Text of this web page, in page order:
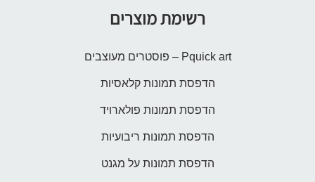
רשימת מוצרים
Pquick art – פוסטרים מעוצבים
הדפסת תמונות קלאסיות
הדפסת תמונות פולארויד
הדפסת תמונות ריבועיות
הדפסת תמונות על מגנט